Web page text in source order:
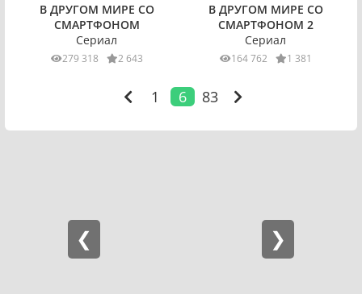
В ДРУГОМ МИРЕ СО
СМАРТФОНОМ
Сериал
279 318 2 643
В ДРУГОМ МИРЕ СО
СМАРТФОНОМ 2
Сериал
164 762 1 381
1 6 83